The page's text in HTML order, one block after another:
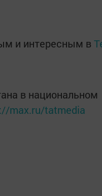
и интересным в
в национальном
max.ru/tatmedia